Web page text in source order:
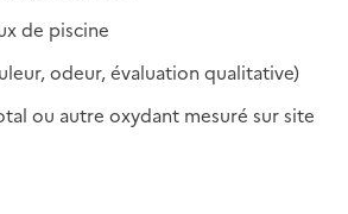
de piscine
odeur, évaluation qualitative)
ou autre oxydant mesuré sur site